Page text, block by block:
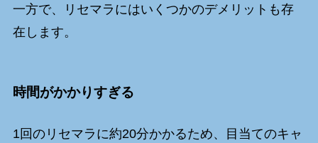
一方で、リセマラにはいくつかのデメリットも存
在します。
時間がかかりすぎる
1回のリセマラに約20分かかるため、目当てのキャ